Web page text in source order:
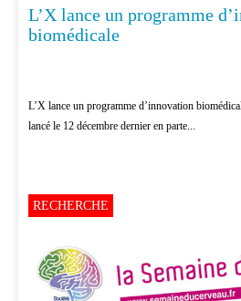
RECHERCHE
L’X lance un programme
biomédicale
L’X lance un programme d’innovation
lancé le 12 décembre dernier en parte...
RECHERCHE